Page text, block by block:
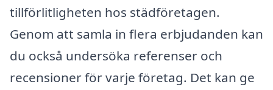
tillförlitligheten hos städföretagen.
Genom att samla in flera erbjudanden kan
du också undersöka referenser och
recensioner för varje företag. Det kan ge